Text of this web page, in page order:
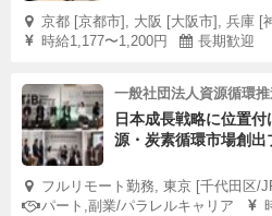
京都 [京都市], 大阪 [大阪市], 兵庫 [
時給1,177〜1,200円
長期歓迎
一般社団法人資源循環
日本成長戦略に位置
源・炭素循環市場創出
フルリモート勤務, 東京 [千代田区/
パート,副業/パラレルキャリア